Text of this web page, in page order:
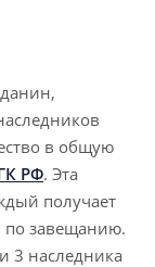
в общую
РФ. Эта
получает
по завещанию.
3 наследника